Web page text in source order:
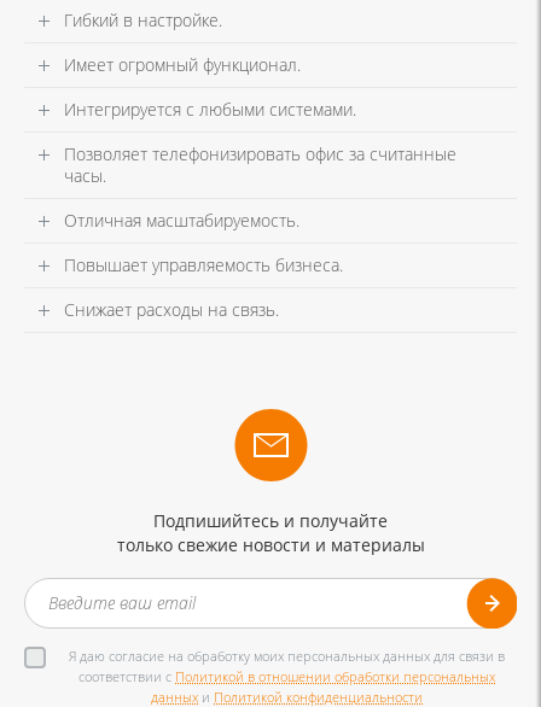
Гибкий в настройке.
Имеет огромный функционал.
Интегрируется с любыми системами.
Позволяет телефонизировать офис за считанные
часы.
Отличная масштабируемость.
Повышает управляемость бизнеса.
Снижает расходы на связь.
Подпишийтесь и получайте
только свежие новости и материалы
Я даю согласие на обработку моих персональных данных для связи в
соответствии с Политикой в отношении обработки персональных
данных и Политикой конфиденциальности